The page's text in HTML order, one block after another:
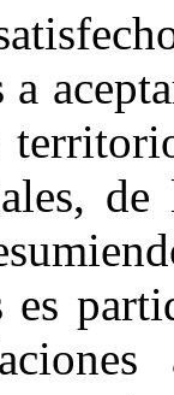
a
de
es